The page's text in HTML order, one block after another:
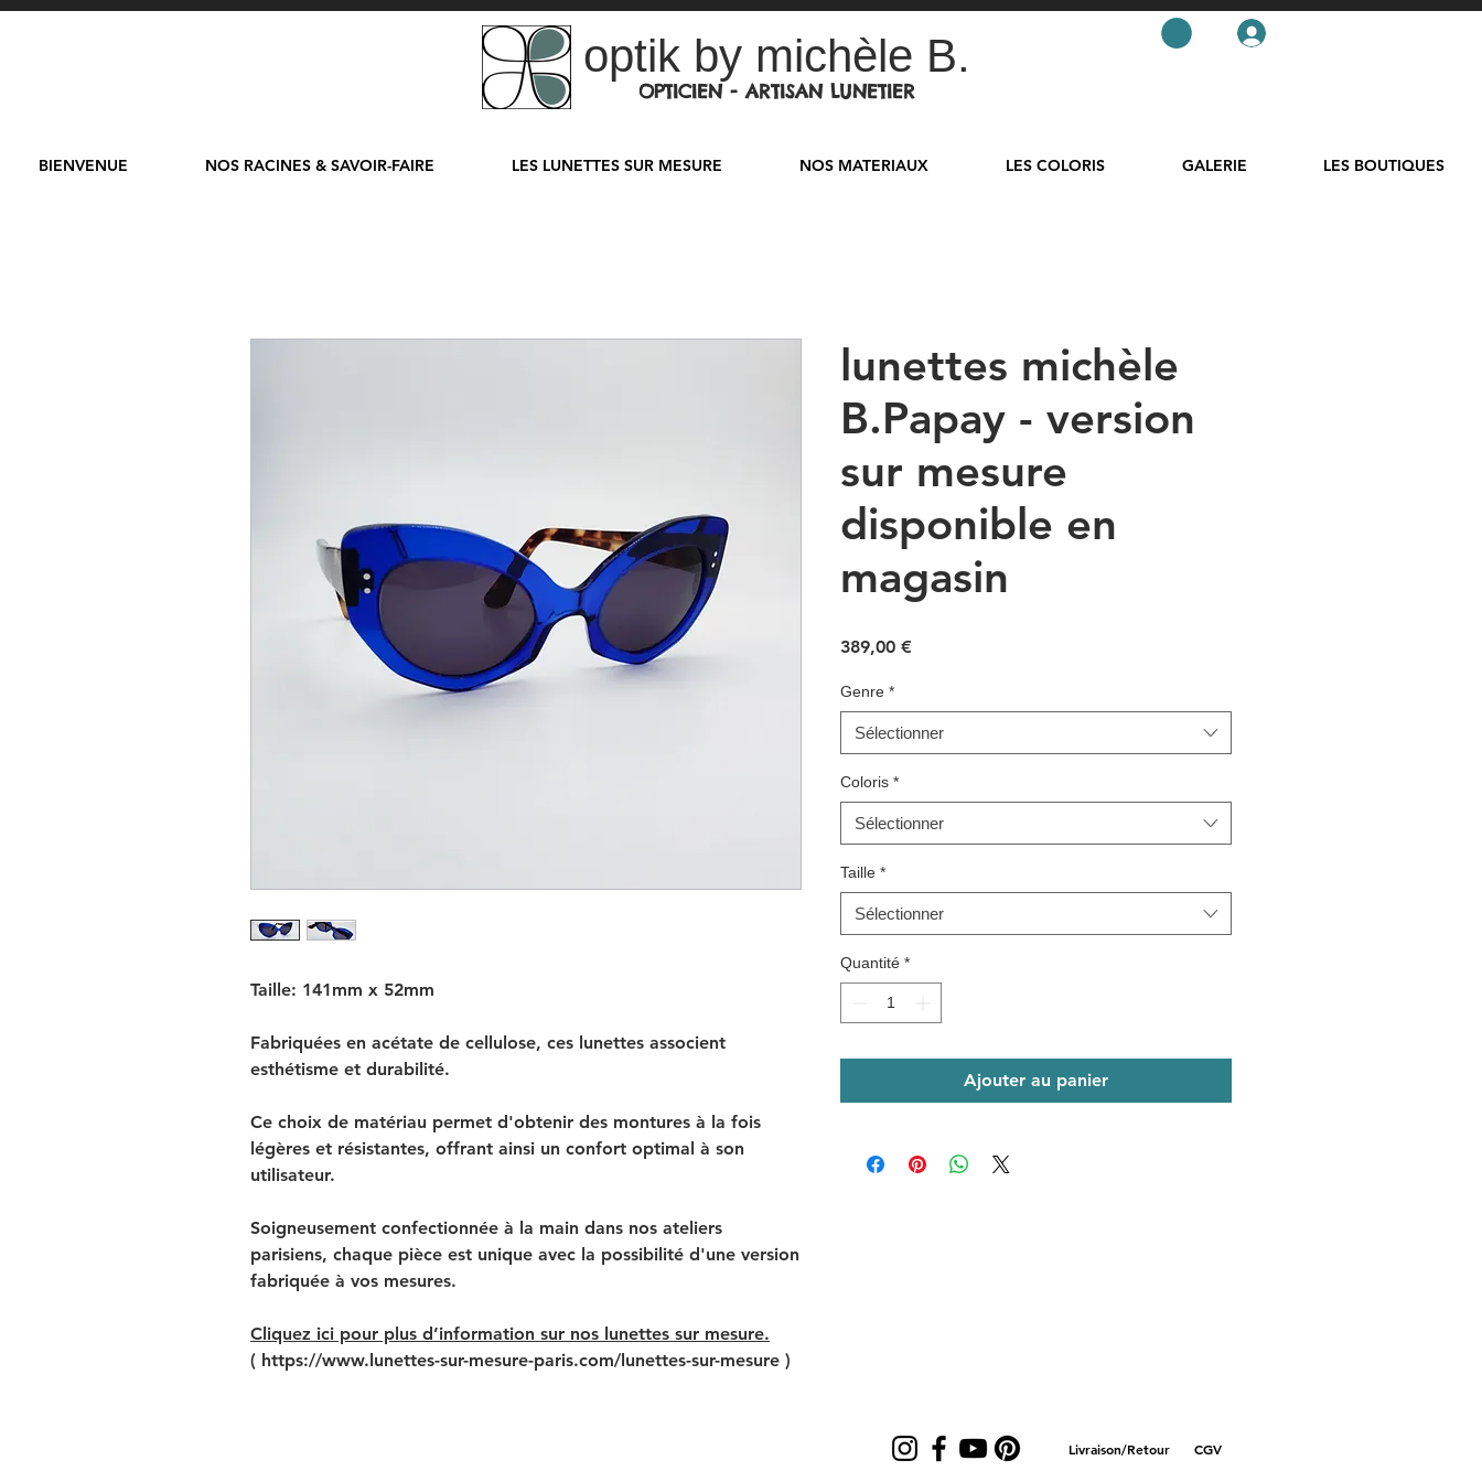
optik by michèle B.
OPTICIEN - ARTISAN LUNETIER
BIENVENUE NOS RACINES & SAVOIR-FAIRE LES LUNETTES SUR MESURE NOS MATERIAUX LES COLORIS GALERIE LES BOUTIQUES
Taille: 141mm x 52mm
Fabriquées en acétate de cellulose, ces lunettes associent
esthétisme et durabilité.
Ce choix de matériau permet d'obtenir des montures à la fois
légères et résistantes, offrant ainsi un confort optimal à son
utilisateur.
Soigneusement confectionnée à la main dans nos ateliers
parisiens, chaque pièce est unique avec la possibilité d'une version
fabriquée à vos mesures.
Cliquez ici pour plus d’information sur nos lunettes sur mesure.
( https://www.lunettes-sur-mesure-paris.com/lunettes-sur-mesure )
lunettes michèle
B.Papay - version
sur mesure
disponible en
magasin
389,00 €
Genre *
Sélectionner
Coloris *
Sélectionner
Taille *
Sélectionner
Quantité *
Ajouter au panier
CGV
Livraison/Retour